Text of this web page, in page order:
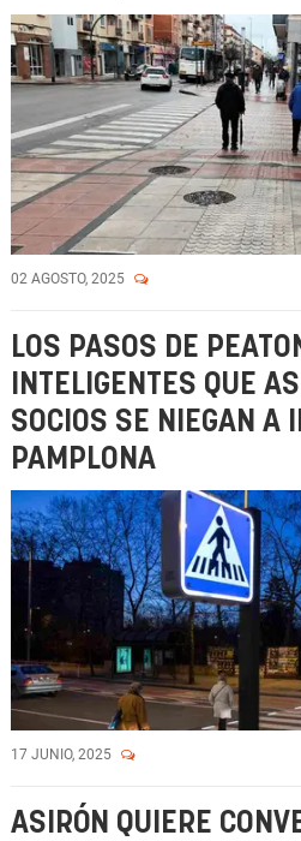
02 AGOSTO, 2025
LOS PASOS DE
INTELIGENTES QUE
SOCIOS SE NIEGAN A
PAMPLONA
17 JUNIO, 2025
ASIRÓN QUIERE